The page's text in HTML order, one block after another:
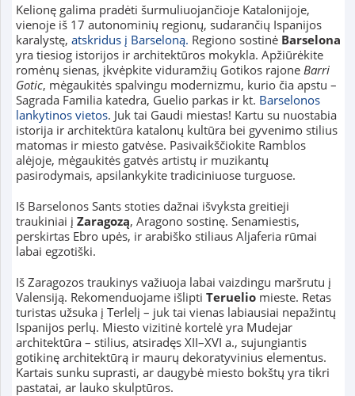
Kelionę galima pradėti šurmuliuojančioje Katalonijoje,
vienoje iš 17 autonominių regionų, sudarančių Ispanijos
karalystę, atskridus į Barseloną. Regiono sostinė Barselona
yra tiesiog istorijos ir architektūros mokykla. Apžiūrėkite
romėnų sienas, įkvėpkite viduramžių Gotikos rajone Barri
Gotic, mėgaukitės spalvingu modernizmu, kurio čia apstu –
Sagrada Familia katedra, Guelio parkas ir kt. Barselonos
lankytinos vietos. Juk tai Gaudi miestas! Kartu su nuostabia
istorija ir architektūra katalonų kultūra bei gyvenimo stilius
matomas ir miesto gatvėse. Pasivaikščiokite Ramblos
alėjoje, mėgaukitės gatvės artistų ir muzikantų
pasirodymais, apsilankykite tradiciniuose turguose.
Iš Barselonos Sants stoties dažnai išvyksta greitieji
traukiniai į Zaragozą, Aragono sostinę. Senamiestis,
perskirtas Ebro upės, ir arabiško stiliaus Aljaferia rūmai
labai egzotiški.
Iš Zaragozos traukinys važiuoja labai vaizdingu maršrutu į
Valensiją. Rekomenduojame išlipti Terueliomieste. Retas
turistas užsuka į Terlelį – juk tai vienas labiausiai nepažintų
Ispanijos perlų. Miesto vizitinė kortelė yra Mudejar
architektūra – stilius, atsiradęs XII–XVI a., sujungiantis
gotikinę architektūrą ir maurų dekoratyvinius elementus.
Kartais sunku suprasti, ar daugybė miesto bokštų yra tikri
pastatai, ar lauko skulptūros.